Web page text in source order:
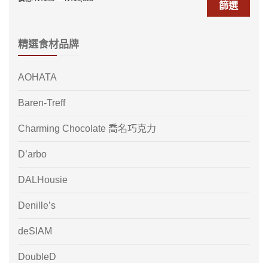
篩選
精選食材品牌
AOHATA
Baren-Treff
Charming Chocolate 喬名巧克力
D’arbo
DALHousie
Denille’s
deSIAM
DoubleD